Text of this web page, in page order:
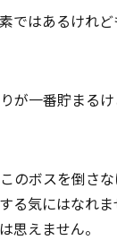
はあるけれど
が一番貯まる
のボスを倒さ
る気にはなれ
思えません。